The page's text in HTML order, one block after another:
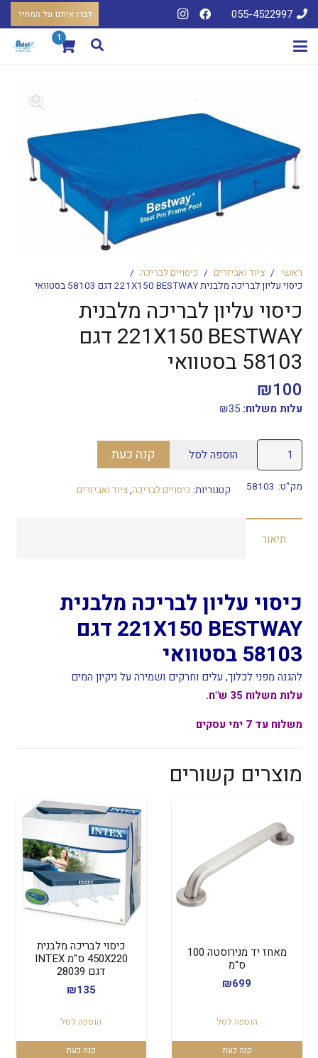
055-4522997 דברו איתנו על המחיר
1
ראשי / ציוד ואביזרים / כיסויים לבריכה /
כיסוי עליון לבריכה מלבנית 221X150 BESTWAY דגם 58103 בסטוואי
כיסוי עליון לבריכה מלבנית
221X150 BESTWAY דגם
58103 בסטוואי
₪100
עלות משלוח: ₪35
כמות
של
כיסוי
לבריכה
מלבנית
דגם
58103
בסטוואי
הוספה לסל קנה כעת
מק"ט: 58103 קטגוריות: כיסויים לבריכה,ציוד ואביזרים
תיאור
כיסוי עליון לבריכה מלבנית
221X150 BESTWAY דגם
58103 בסטוואי
להגנה מפני לכלוך, עלים וחרקים ושמירה על ניקיון המים
עלות משלוח 35 ש"ח.
משלוח עד 7 ימי עסקים
מוצרים קשורים
מאחז יד מנירוסטה 100
ס"מ
₪699
הוספה לסל
קנה כעת
כיסוי לבריכה מלבנית
450X220 ס"מ INTEX
דגם 28039
₪135
הוספה לסל
קנה כעת